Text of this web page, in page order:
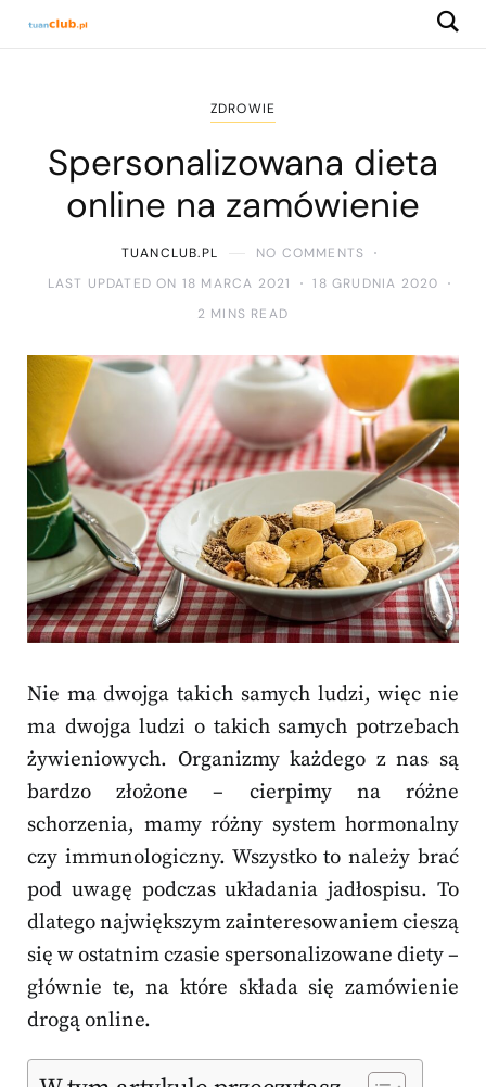
ZDROWIE
Spersonalizowana dieta
online na zamówienie
TUANCLUB.PL
NO COMMENTS
LAST UPDATED ON 18 MARCA 2021
18 GRUDNIA 2020
2 MINS READ
Nie ma dwojga takich samych ludzi, więc nie
ma dwojga ludzi o takich samych potrzebach
żywieniowych. Organizmy każdego z nas są
bardzo złożone – cierpimy na różne
schorzenia, mamy różny system hormonalny
czy immunologiczny. Wszystko to należy brać
pod uwagę podczas układania jadłospisu. To
dlatego największym zainteresowaniem cieszą
się w ostatnim czasie spersonalizowane diety –
głównie te, na które składa się zamówienie
drogą online.